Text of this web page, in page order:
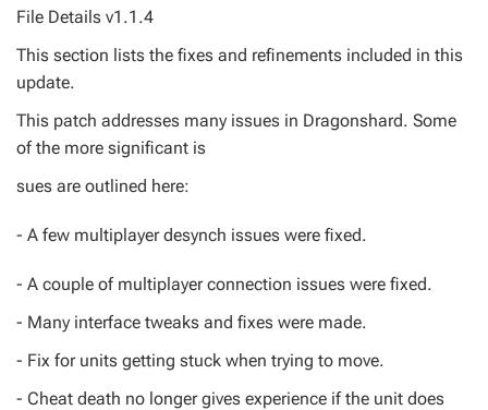
File Details v1.1.4
This section lists the fixes and refinements included in this
update.
This patch addresses many issues in Dragonshard. Some
of the more significant is
sues are outlined here:
- A few multiplayer desynch issues were fixed.
- A couple of multiplayer connection issues were fixed.
- Many interface tweaks and fixes were made.
- Fix for units getting stuck when trying to move.
- Cheat death no longer gives experience if the unit does